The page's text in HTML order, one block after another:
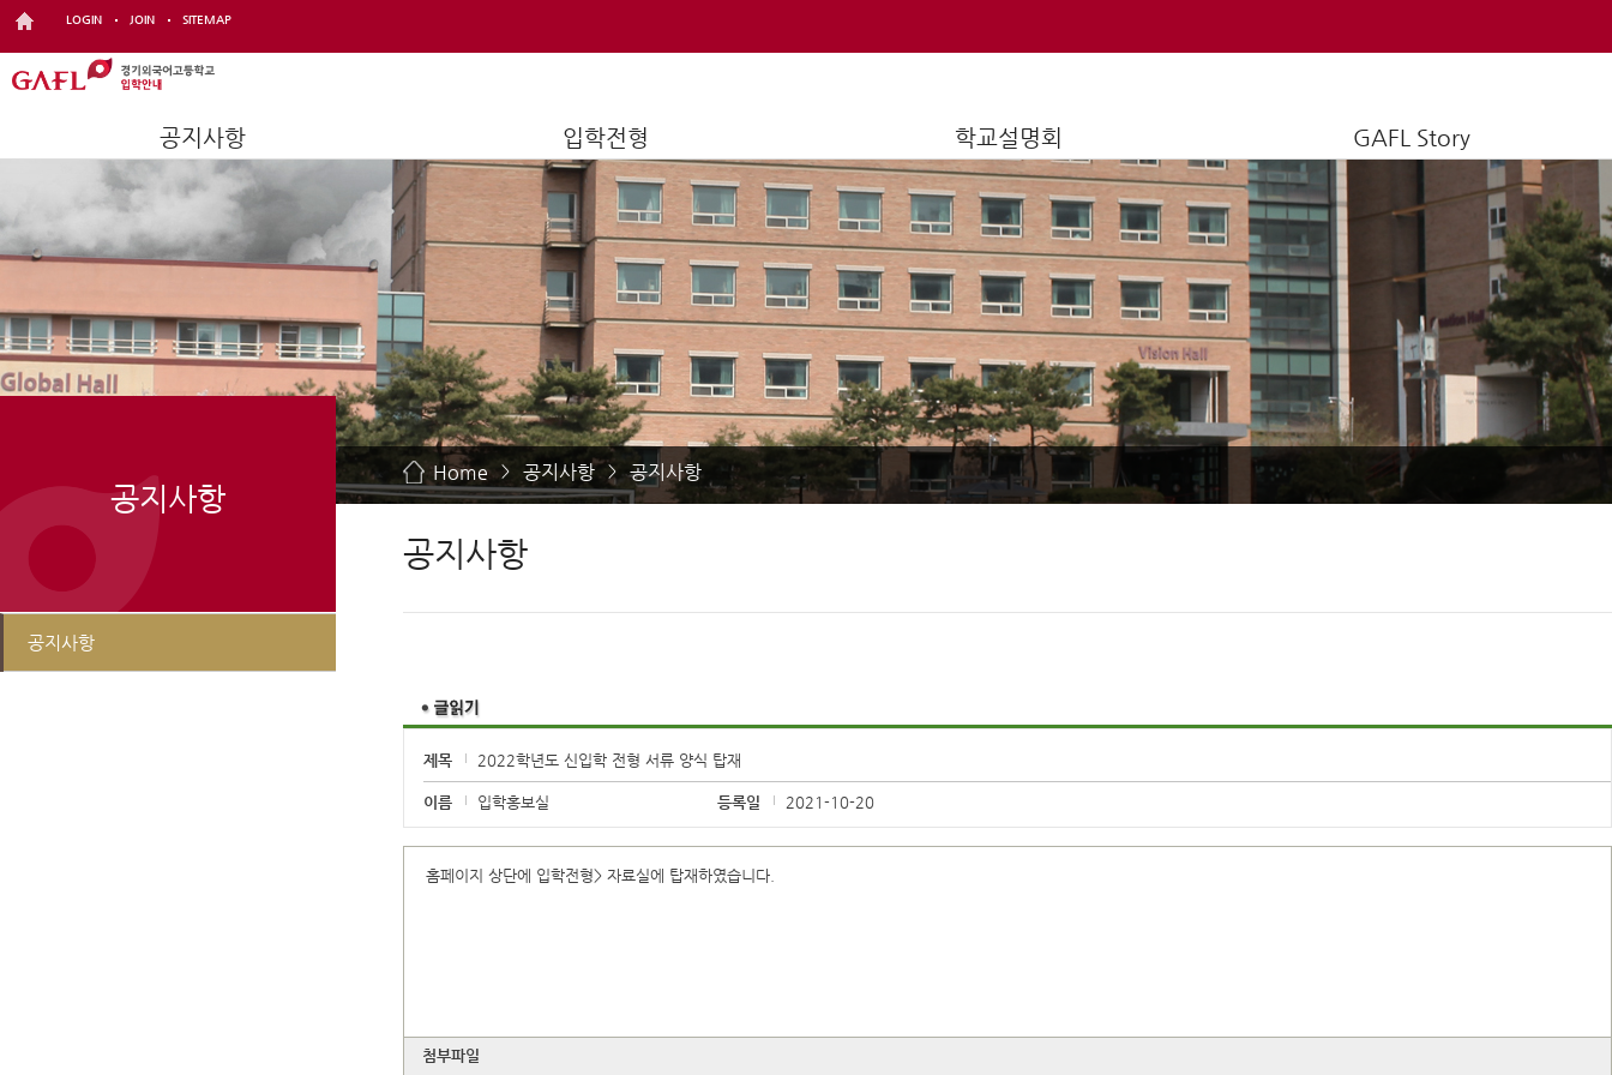
LOGIN JOIN SITEMAP
공지사항 입학전형 학교설명회 GAFL Story
Home > 공지사항 > 공지사항
공지사항
공지사항
공지사항
제목 2022학년도 신입학 전형 서류 양식 탑재
이름 입학홍보실 등록일 2021-10-20
홈페이지 상단에 입학전형> 자료실에 탑재하였습니다.
첨부파일